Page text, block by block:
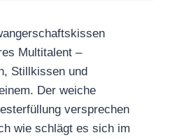
Multitalent –
Stillkissen und
Der weiche
versprechen
wie schlägt es sich im